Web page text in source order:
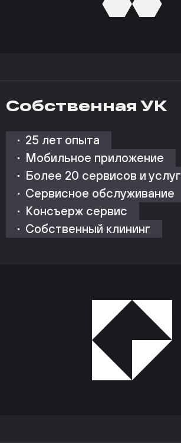
Собственная УК
25 лет опыта
Мобильное приложение
Более 20 сервисов и услуг
Сервисное обслуживание
Консъерж сервис
Собственный клининг